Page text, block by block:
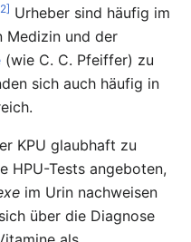
Urheber sind häufig im
Medizin und der
(wie C. C. Pfeiffer) zu
sich auch häufig in
KPU glaubhaft zu
HPU-Tests angeboten,
im Urin nachweisen
über die Diagnose